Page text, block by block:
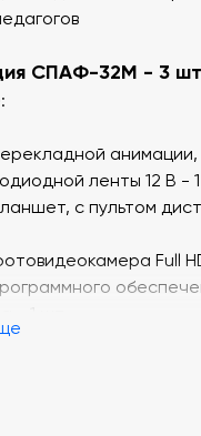
СПАФ-32М - 3
:
ленты 12 В -
c пультом
Full
пособие «Секреты